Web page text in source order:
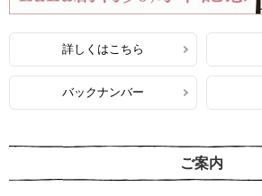
詳しくはこちら
バックナンバー
ご案内